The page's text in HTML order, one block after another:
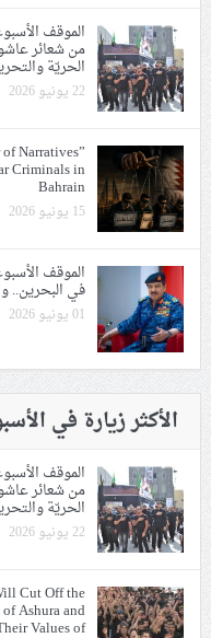
الموقف
من شعائر
الحريّة
22 يونيو 2026
Narratives”
Criminals in
Bahrain
15 يونيو 2026
الموقف
في البحرين..
01 يونيو 2026
الأكثر زيارة في
الموقف
من شعائر
الحريّة
22 يونيو 2026
Cut Off the
Ashura and
Values of